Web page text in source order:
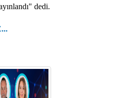
dedi.